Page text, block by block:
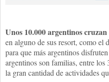
Unos 10.000 argentinos
en alguno de sus resort, como el
para que más argentinos
argentinos son familias, entre
la gran cantidad de actividades